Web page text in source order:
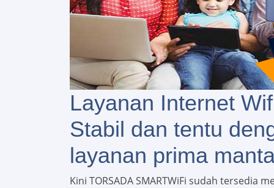
Layanan Internet
Stabil dan tentu
layanan prima
Kini TORSADA SMARTWiFi sudah tersedia